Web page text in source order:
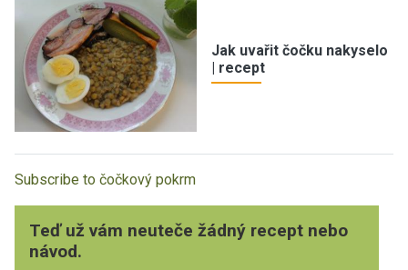
Jak uvařit čočku nakyselo
| recept
Subscribe to čočkový pokrm
Teď už vám neuteče žádný recept nebo
návod.